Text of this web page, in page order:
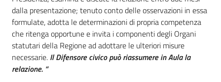
dalla presentazione; tenuto conto delle osservazioni in essa
formulate, adotta le determinazioni di propria competenza
che ritenga opportune e invita i componenti degli Organi
statutari della Regione ad adottare le ulteriori misure
necessarie. Il Difensore civico può riassumere in Aula la
relazione. “